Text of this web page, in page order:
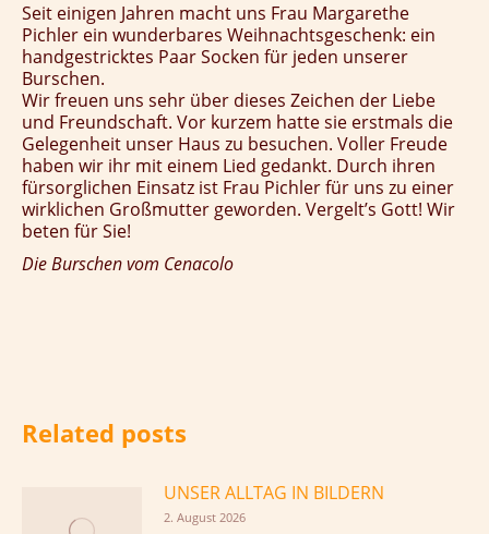
Seit einigen Jahren macht uns Frau Margarethe
Pichler ein wunderbares Weihnachtsgeschenk: ein
handgestricktes Paar Socken für jeden unserer
Burschen.
Wir freuen uns sehr über dieses Zeichen der Liebe
und Freundschaft. Vor kurzem hatte sie erstmals die
Gelegenheit unser Haus zu besuchen. Voller Freude
haben wir ihr mit einem Lied gedankt. Durch ihren
fürsorglichen Einsatz ist Frau Pichler für uns zu einer
wirklichen Großmutter geworden. Vergelt’s Gott! Wir
beten für Sie!
Die Burschen vom Cenacolo
Related posts
UNSER ALLTAG IN BILDERN
2. August 2026